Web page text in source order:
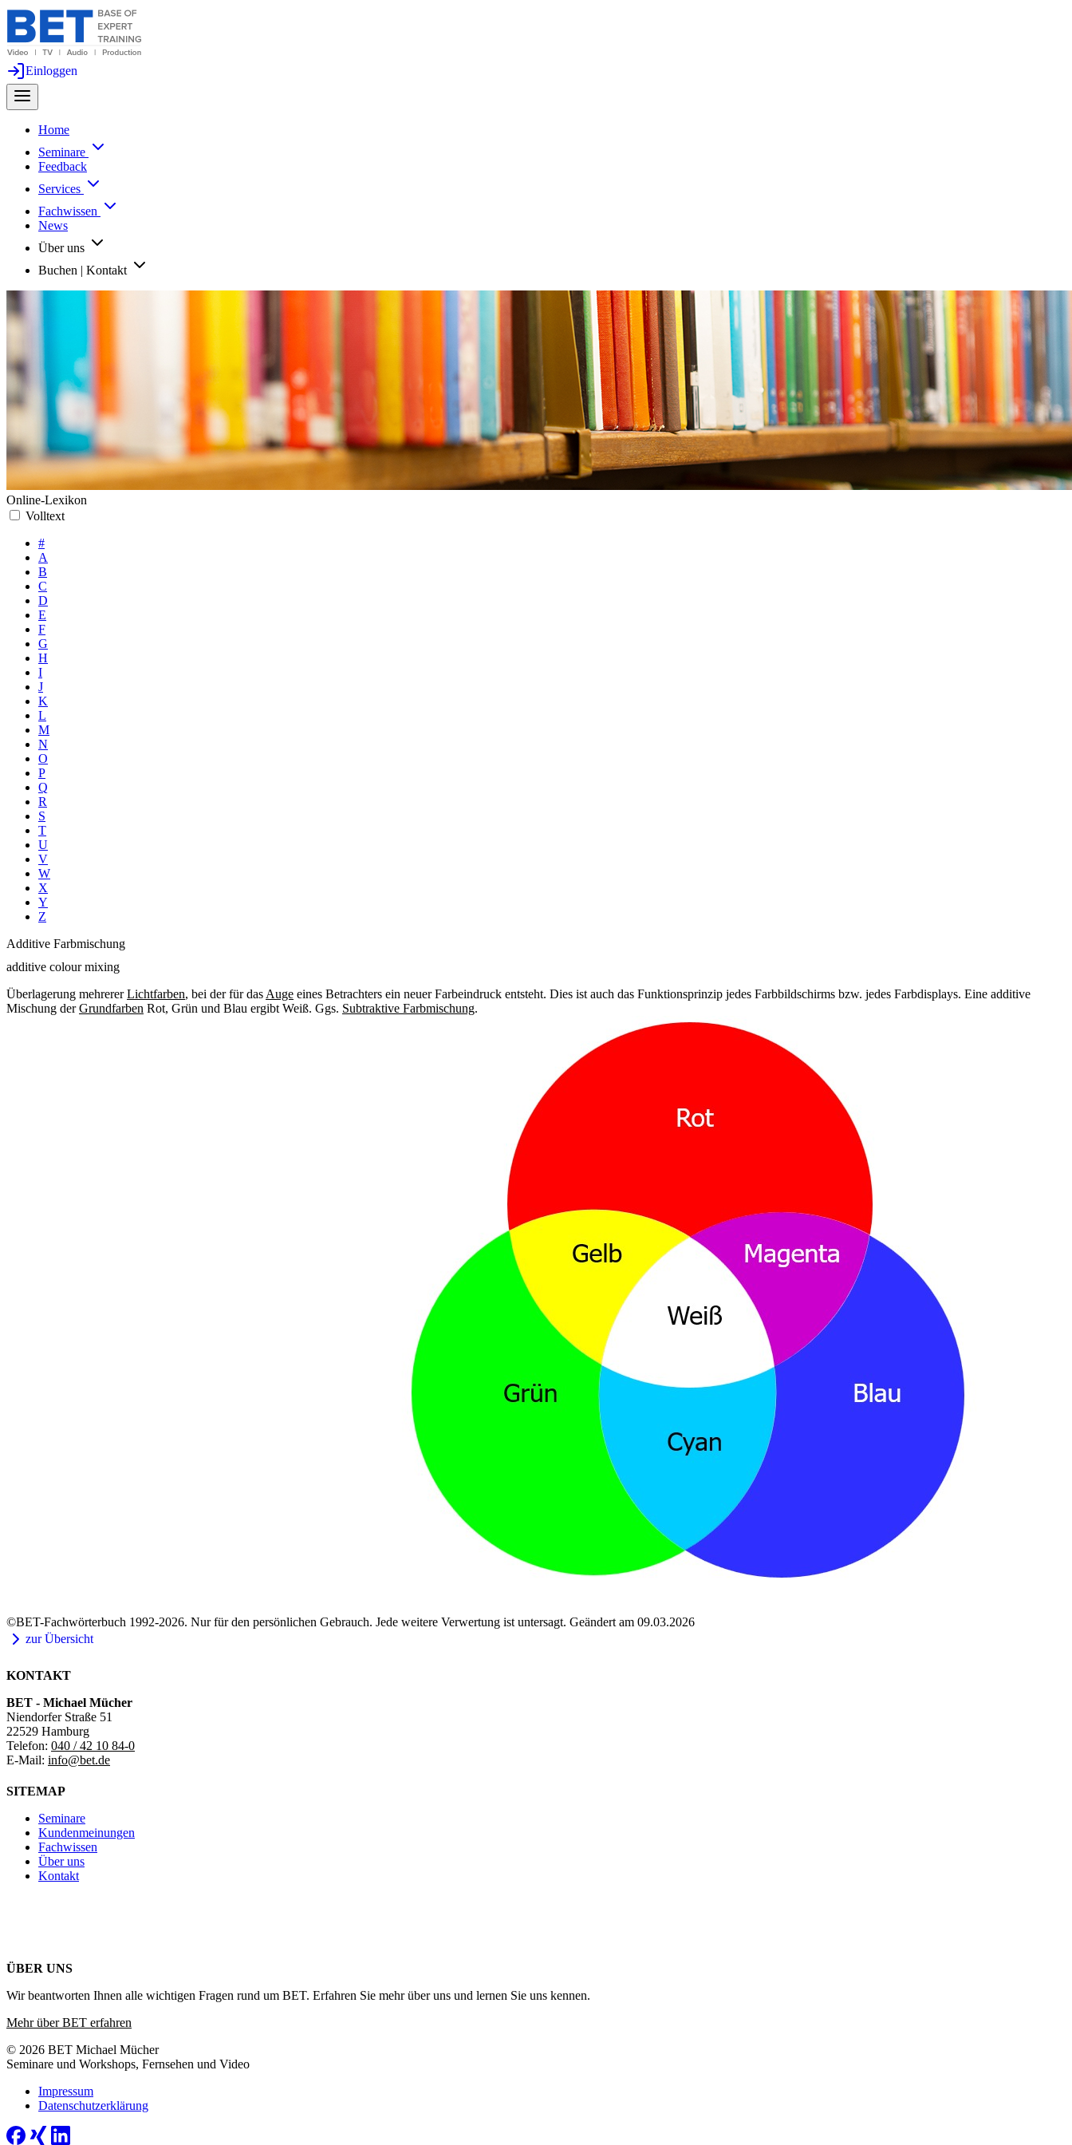
Einloggen
Home
Seminare
Feedback
Services
Fachwissen
News
Über uns
Buchen | Kontakt
Online-Lexikon
Volltext
#
A
B
C
D
E
F
G
H
I
J
K
L
M
N
O
P
Q
R
S
T
U
V
W
X
Y
Z
Additive Farbmischung
additive colour mixing
Überlagerung mehrererLichtfarben, bei der für das Auge eines Betrachters ein neuer Farbeindruck entsteht. Dies ist auch das Funktionsprinzip jedes Farbbildschirms bzw. jedes Farbdisplays. Eine additive
Mischung derGrundfarben Rot, Grün und Blau ergibt Weiß. Ggs. Subtraktive Farbmischung.
©BET-Fachwörterbuch 1992-2026. Nur für den persönlichen Gebrauch. Jede weitere Verwertung ist untersagt. Geändert am 09.03.2026
zur Übersicht
KONTAKT
BET - Michael Mücher
Niendorfer Straße 51
22529 Hamburg
Telefon: 040 / 42 10 84-0
E-Mail: info@bet.de
SITEMAP
Seminare
Kundenmeinungen
Fachwissen
Über uns
Kontakt
ÜBER UNS
Wir beantworten Ihnen alle wichtigen Fragen rund um BET. Erfahren Sie mehr über uns und lernen Sie uns kennen.
Mehr über BET erfahren
© 2026 BET Michael Mücher
Seminare und Workshops, Fernsehen und Video
Impressum
Datenschutzerklärung